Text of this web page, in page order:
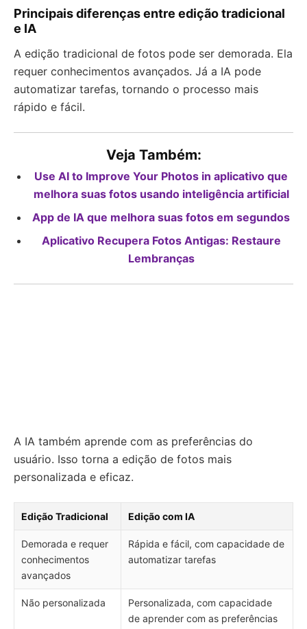
Principais diferenças entre edição tradicional
e IA
A edição tradicional de fotos pode ser demorada. Ela
requer conhecimentos avançados. Já a IA pode
automatizar tarefas, tornando o processo mais
rápido e fácil.
Veja Também:
Use AI to Improve Your Photos in aplicativo que
melhora suas fotos usando inteligência artificial
App de IA que melhora suas fotos em segundos
Aplicativo Recupera Fotos Antigas: Restaure
Lembranças
A IA também aprende com as preferências do
usuário. Isso torna a edição de fotos mais
personalizada e eficaz.
Edição Tradicional Edição com IA
Demorada e requer
conhecimentos
avançados
Rápida e fácil, com capacidade de
automatizar tarefas
Não personalizada
Personalizada, com capacidade
de aprender com as preferências